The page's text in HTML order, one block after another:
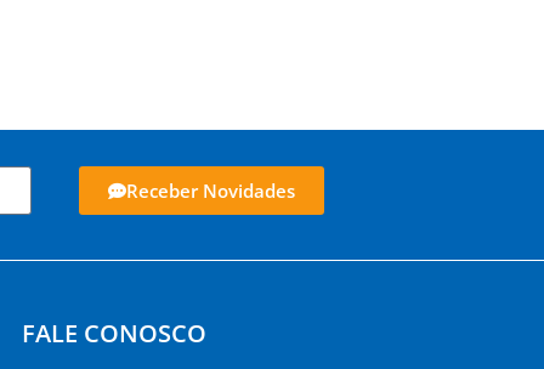
Receber Novidades
FALE CONOSCO